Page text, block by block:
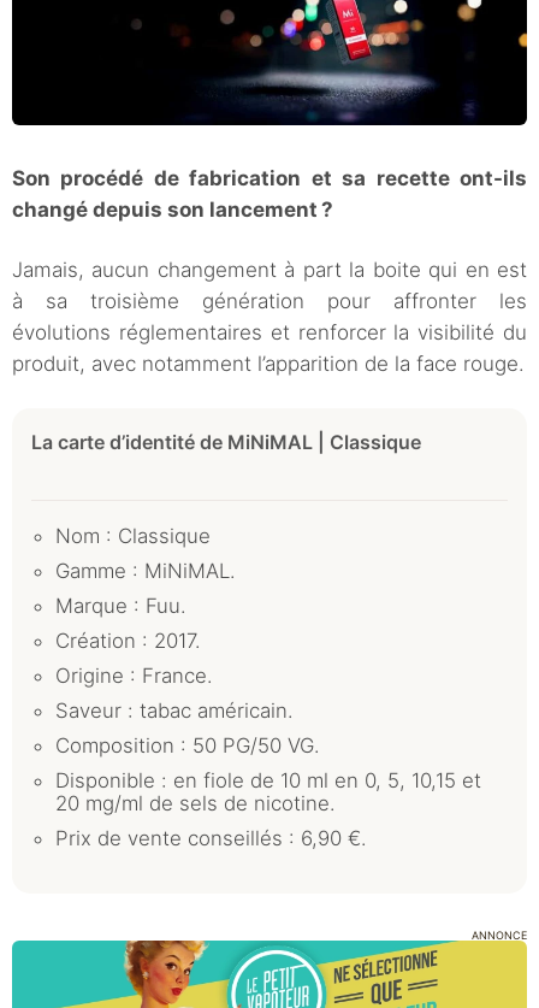
Son procédé de fabrication et sa recette ont-ils
changé depuis son lancement ?
Jamais, aucun changement à part la boite qui en est
à sa troisième génération pour affronter les
évolutions réglementaires et renforcer la visibilité du
produit, avec notamment l’apparition de la face rouge.
La carte d’identité de MiNiMAL | Classique
Nom : Classique
Gamme : MiNiMAL.
Marque : Fuu.
Création : 2017.
Origine : France.
Saveur : tabac américain.
Composition : 50 PG/50 VG.
Disponible : en fiole de 10 ml en 0, 5, 10,15 et
20 mg/ml de sels de nicotine.
Prix de vente conseillés : 6,90 €.
ANNONCE